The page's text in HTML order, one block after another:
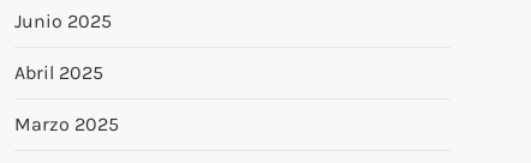
Junio 2025
Abril 2025
Marzo 2025